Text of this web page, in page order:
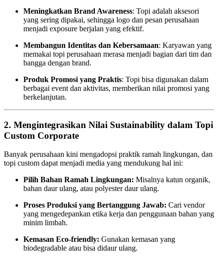
Meningkatkan Brand Awareness: Topi adalah aksesori
yang sering dipakai, sehingga logo dan pesan perusahaan
menjadi exposure berjalan yang efektif.
Membangun Identitas dan Kebersamaan: Karyawan yang
memakai topi perusahaan merasa menjadi bagian dari tim dan
bangga dengan brand.
Produk Promosi yang Praktis: Topi bisa digunakan dalam
berbagai event dan aktivitas, memberikan nilai promosi yang
berkelanjutan.
2. Mengintegrasikan Nilai Sustainability dalam Topi
Custom Corporate
Banyak perusahaan kini mengadopsi praktik ramah lingkungan, dan
topi custom dapat menjadi media yang mendukung hal ini:
Pilih Bahan Ramah Lingkungan: Misalnya katun organik,
bahan daur ulang, atau polyester daur ulang.
Proses Produksi yang Bertanggung Jawab: Cari vendor
yang mengedepankan etika kerja dan penggunaan bahan yang
minim limbah.
Kemasan Eco-friendly: Gunakan kemasan yang
biodegradable atau bisa didaur ulang.